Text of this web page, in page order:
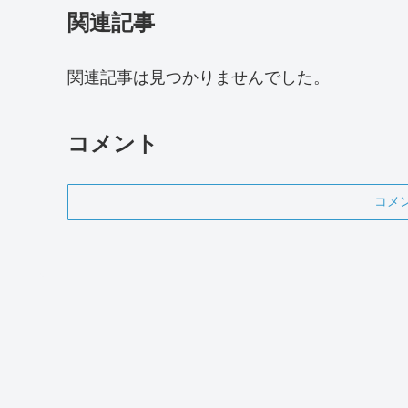
関連記事
関連記事は見つかりませんでした。
コメント
コメ